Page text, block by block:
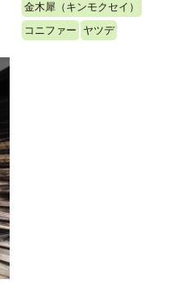
金木犀（キンモクセイ）
コニファー
ヤツデ